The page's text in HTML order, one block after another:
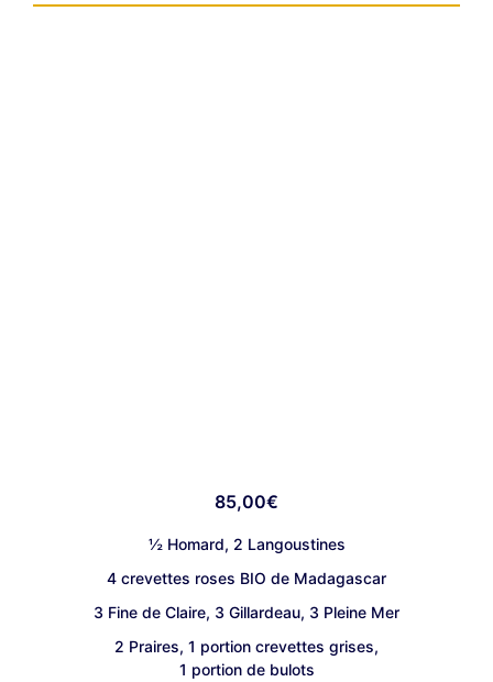
85,00€
½ Homard, 2 Langoustines
4 crevettes roses BIO de Madagascar
3 Fine de Claire, 3 Gillardeau, 3 Pleine Mer
2 Praires, 1 portion crevettes grises,
1 portion de bulots